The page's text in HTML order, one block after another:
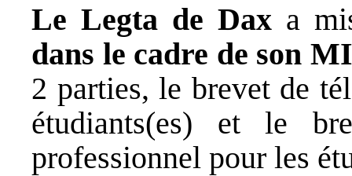
Le Legta de Dax a
dans le cadre de son
2 parties, le brevet de
étudiants(es) et le
professionnel pour les